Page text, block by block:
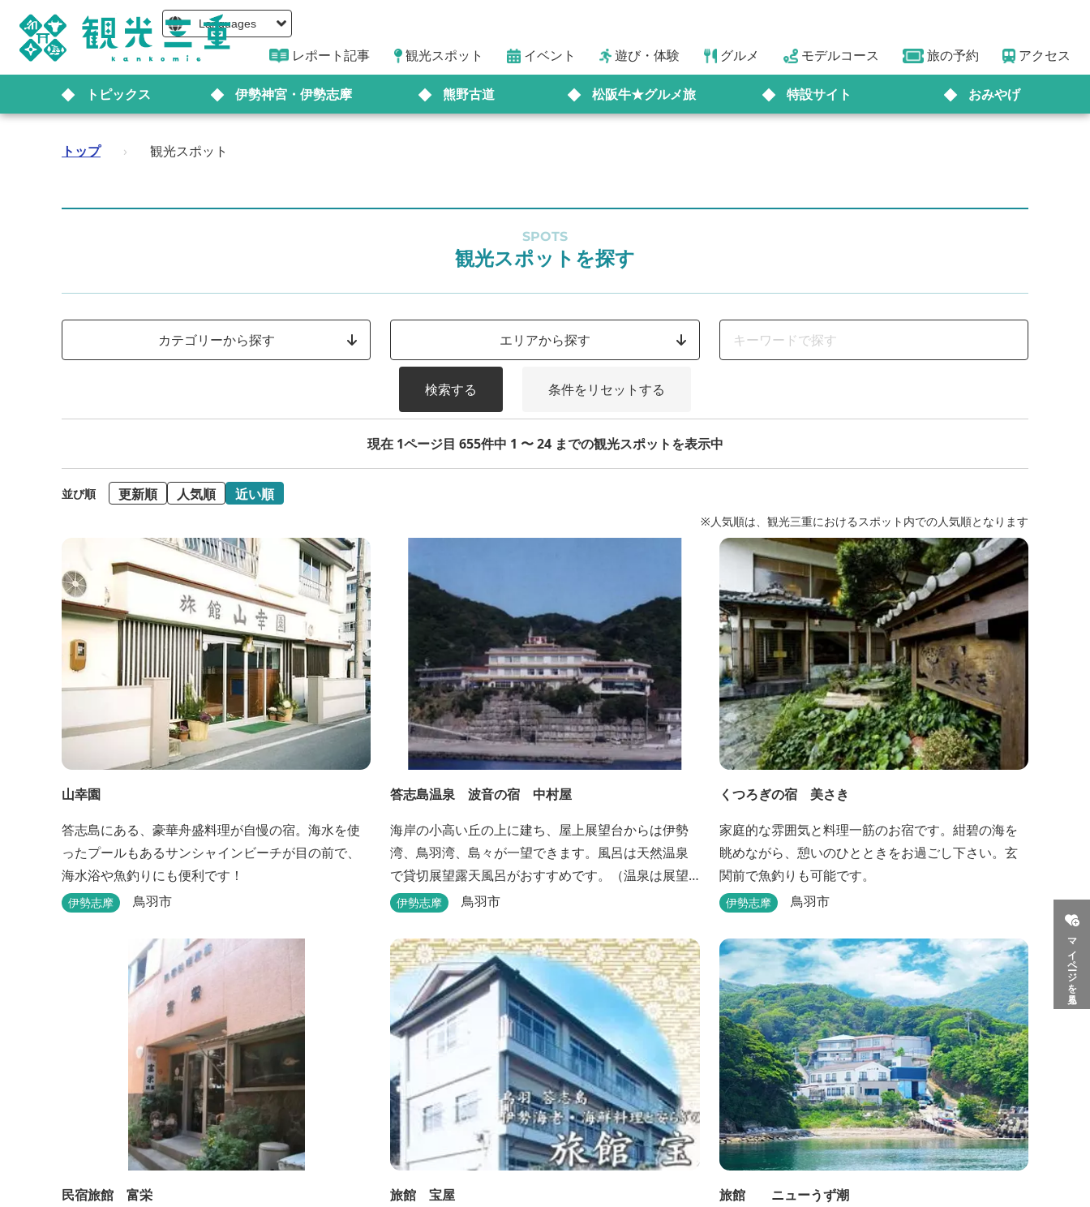
Languages
レポート記事 観光スポット イベント 遊び・体験 グルメ モデルコース 旅の予約 アクセス
トピックス 伊勢神宮・伊勢志摩 熊野古道 松阪牛★グルメ旅 特設サイト おみやげ
マイページを見る
トップ › 観光スポット
SPOTS
観光スポットを探す
カテゴリーから探す エリアから探す
検索する 条件をリセットする
現在 1ページ目 655件中 1 〜 24 までの観光スポットを表示中
並び順 更新順 人気順 近い順
※人気順は、観光三重におけるスポット内での人気順となります
山幸園
答志島にある、豪華舟盛料理が自慢の宿。海水を使
ったプールもあるサンシャインビーチが目の前で、
海水浴や魚釣りにも便利です！
伊勢志摩 鳥羽市
答志島温泉 波音の宿 中村屋
海岸の小高い丘の上に建ち、屋上展望台からは伊勢
湾、鳥羽湾、島々が一望できます。風呂は天然温泉
で貸切展望露天風呂がおすすめです。（温泉は展望
大浴場のみとなります。）
伊勢志摩 鳥羽市
くつろぎの宿 美さき
家庭的な雰囲気と料理一筋のお宿です。紺碧の海を
眺めながら、憩いのひとときをお過ごし下さい。玄
関前で魚釣りも可能です。
伊勢志摩 鳥羽市
民宿旅館 富栄
旅館 宝屋
旅館 ニューうず潮